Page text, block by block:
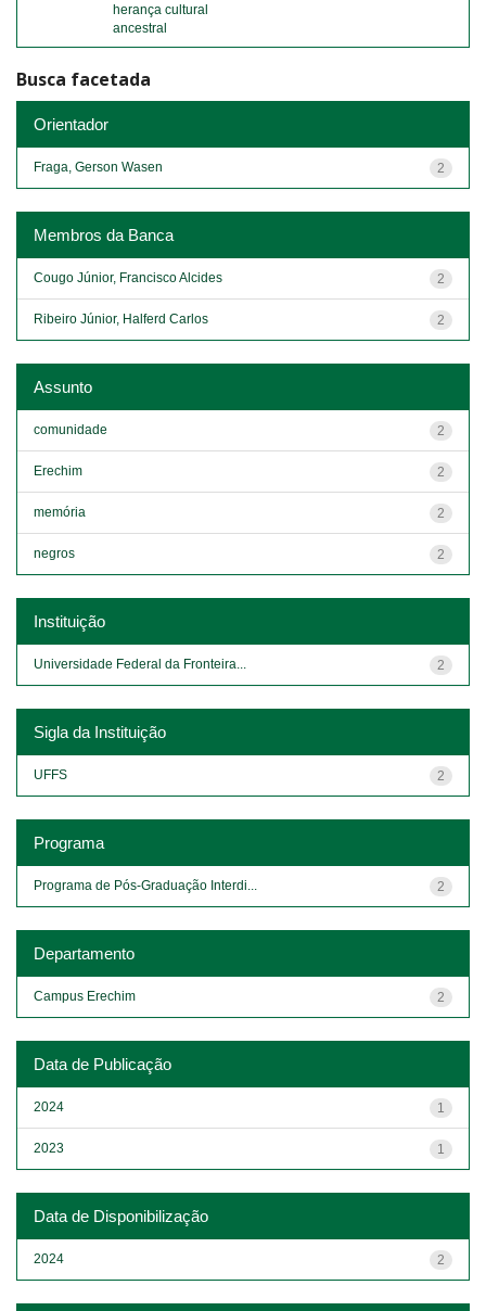
herança cultural
ancestral
Busca facetada
Orientador
2
Fraga, Gerson Wasen
Membros da Banca
2
Cougo Júnior, Francisco Alcides
2
Ribeiro Júnior, Halferd Carlos
Assunto
2
comunidade
2
Erechim
2
memória
2
negros
Instituição
2
Universidade Federal da Fronteira...
Sigla da Instituição
2
UFFS
Programa
2
Programa de Pós-Graduação Interdi...
Departamento
2
Campus Erechim
Data de Publicação
1
2024
1
2023
Data de Disponibilização
2
2024